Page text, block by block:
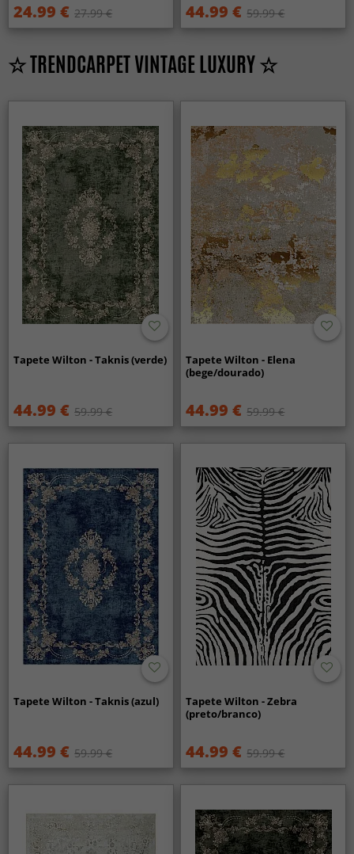
24.99 € 27.99 € 44.99 € 59.99 €
☆ TRENDCARPET VINTAGE LUXURY ☆
Tapete Wilton - Taknis (verde)
44.99 € 59.99 €
Tapete Wilton - Elena
(bege/dourado)
44.99 € 59.99 €
Tapete Wilton - Taknis (azul)
44.99 € 59.99 €
Tapete Wilton - Zebra
(preto/branco)
44.99 € 59.99 €